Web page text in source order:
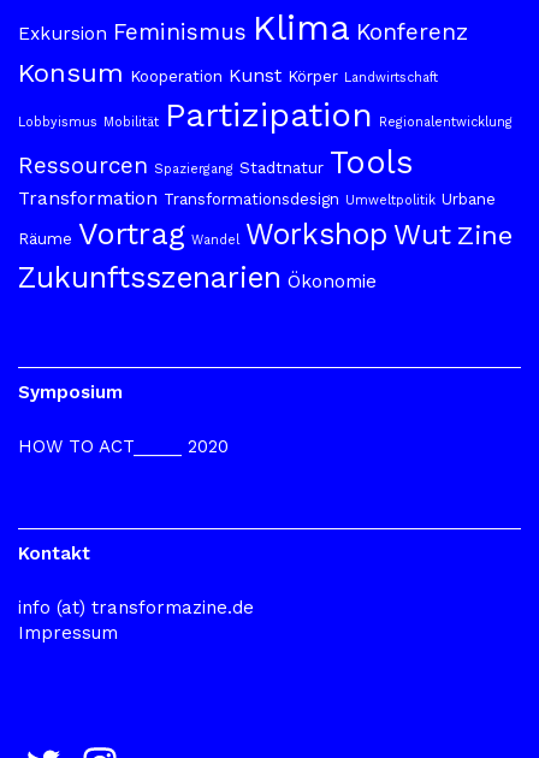
Exkursion Feminismus Klima Konferenz
Konsum Kooperation Kunst Körper Landwirtschaft
Lobbyismus Mobilität Partizipation Regionalentwicklung
Ressourcen Spaziergang Stadtnatur Tools
Transformation Transformationsdesign Umweltpolitik Urbane
Räume Vortrag Wandel Workshop Wut Zine
Zukunftsszenarien Ökonomie
Symposium
HOW TO ACT_____ 2020
Kontakt
info (at) transformazine.de
Impressum